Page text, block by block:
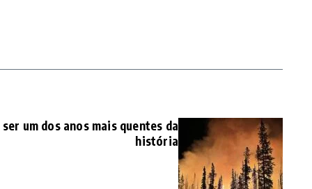
um dos anos mais quentes da
história